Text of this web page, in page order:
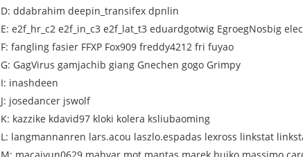
D: ddabrahim deepin_transifex dpnlin
E: e2f_hr_c2 e2f_in_c3 e2f_lat_t3 eduardgotwig EgroegNosbig
F: fangling fasier FFXP Fox909 freddy4212 fri fuyao
G: GagVirus gamjachib giang Gnechen gogo Grimpy
I: inashdeen
J: josedancer jswolf
K: kazzike kdavid97 kloki kolera ksliubaoming
L: langmannanren lars.acou laszlo.espadas lexross linkstat